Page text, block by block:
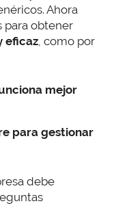
Ahora
para obtener
eficaz , como por
mejor
para gestionar
debe